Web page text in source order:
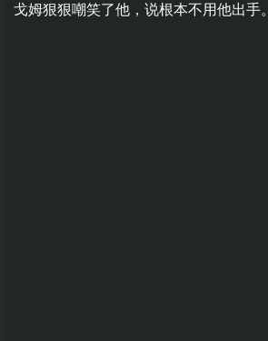
戈姆狠狠嘲笑了他，说根本不用他出手。